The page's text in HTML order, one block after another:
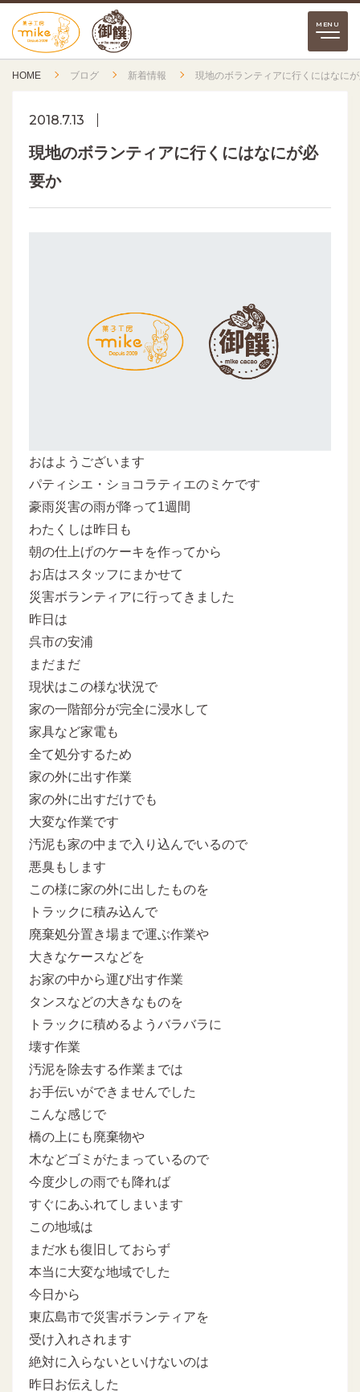
HOME ブログ 新着情報 現地のボランティアに行くにはなに
2018.7.13
現地のボランティアに行くにはなにが必
要か
おはようございます
パティシエ・ショコラティエのミケです
豪雨災害の雨が降って1週間
わたくしは昨日も
朝の仕上げのケーキを作ってから
お店はスタッフにまかせて
災害ボランティアに行ってきました
昨日は
呉市の安浦
まだまだ
現状はこの様な状況で
家の一階部分が完全に浸水して
家具など家電も
全て処分するため
家の外に出す作業
家の外に出すだけでも
大変な作業です
汚泥も家の中まで入り込んでいるので
悪臭もします
この様に家の外に出したものを
トラックに積み込んで
廃棄処分置き場まで運ぶ作業や
大きなケースなどを
お家の中から運び出す作業
タンスなどの大きなものを
トラックに積めるようバラバラに
壊す作業
汚泥を除去する作業までは
お手伝いができませんでした
こんな感じで
橋の上にも廃棄物や
木などゴミがたまっているので
今度少しの雨でも降れば
すぐにあふれてしまいます
この地域は
まだ水も復旧しておらず
本当に大変な地域でした
今日から
東広島市で災害ボランティアを
受け入れされます
絶対に入らないといけないのは
昨日お伝えした